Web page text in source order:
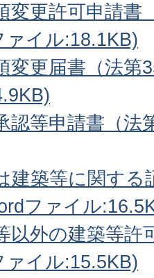
変更許可申請書
ァイル:18.1KB)
変更届書（法第
認等申請書（法
建築等に関する
ファイル
以外の建築等許
ァイル:15.5KB)